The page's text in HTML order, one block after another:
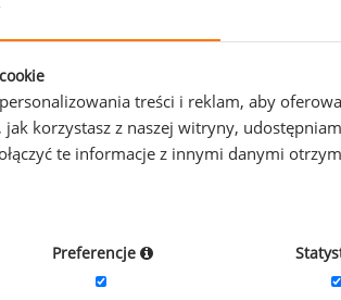
Wyrażam zgodę na przetwarzanie moich
sp. z o.o. sp. k. w celu odpowiedzi na
informacji na temat przetwarzania.
treści i reklam, aby
korzystasz z naszej witryny,
te informacje z innymi danymi
Preferencje